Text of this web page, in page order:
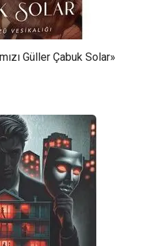
Güller Çabuk Solar»